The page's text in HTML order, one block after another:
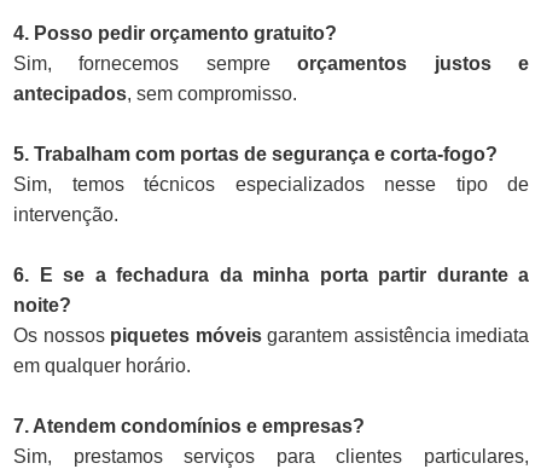
4. Posso pedir orçamento gratuito?
Sim, fornecemos sempreorçamentos justos e
antecipados, sem compromisso.
5. Trabalham com portas de segurança e corta-fogo?
Sim, temos técnicos especializados nesse tipo de
intervenção.
6. E se a fechadura da minha porta partir durante a
noite?
Os nossos piquetes móveisgarantem assistência imediata
em qualquer horário.
7. Atendem condomínios e empresas?
Sim, prestamos serviços para clientes particulares,